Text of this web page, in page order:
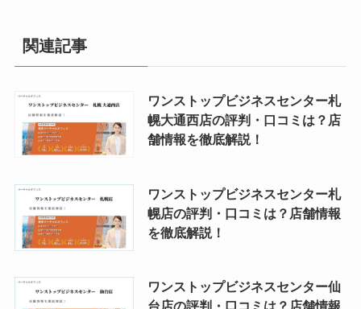
関連記事
ワンストップビジネスセンター札
幌大通西店の評判・口コミは？店
舗情報を徹底解説！
ワンストップビジネスセンター札
幌店の評判・口コミは？店舗情報
を徹底解説！
ワンストップビジネスセンター仙
台店の評判・口コミは？店舗情報